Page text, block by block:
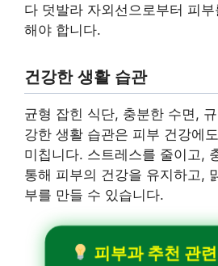
다 덧발라 자외선으로부터 피
해야 합니다.
건강한 생활 습관
균형 잡힌 식단, 충분한 수면,
강한 생활 습관은 피부 건강에
미칩니다. 스트레스를 줄이고,
통해 피부의 건강을 유지하고,
부를 만들 수 있습니다.
피부과 추천 관